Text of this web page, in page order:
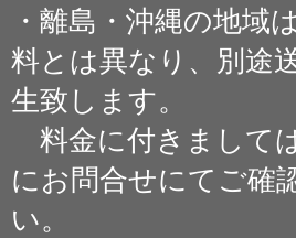
・離島・沖縄の地域
料とは異なり、別途
生致します。
料金に付きまして
にお問合せにてご確
い。